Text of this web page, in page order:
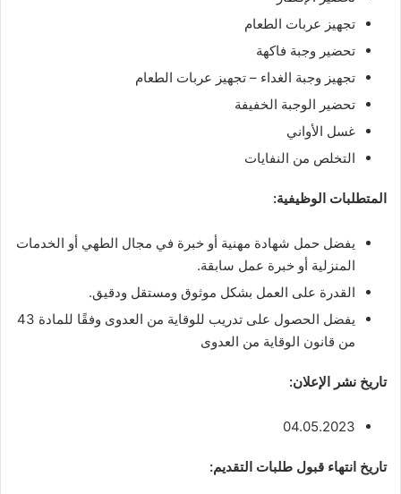
تجهيز عربات الطعام
تحضير وجبة فاكهة
تجهيز وجبة الغداء – تجهيز عربات الطعام
تحضير الوجبة الخفيفة
غسل الأواني
التخلص من النفايات
المتطلبات الوظيفية:
يفضل حمل شهادة مهنية أو خبرة في مجال الطهي أو الخدمات
المنزلية أو خبرة عمل سابقة.
القدرة على العمل بشكل موثوق ومستقل ودقيق.
يفضل الحصول على تدريب للوقاية من العدوى وفقًا للمادة 43
من قانون الوقاية من العدوى
تاريخ نشر الإعلان:
04.05.2023
تاريخ انتهاء قبول طلبات التقديم: